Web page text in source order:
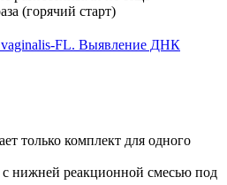
FL. Выявление ДНК